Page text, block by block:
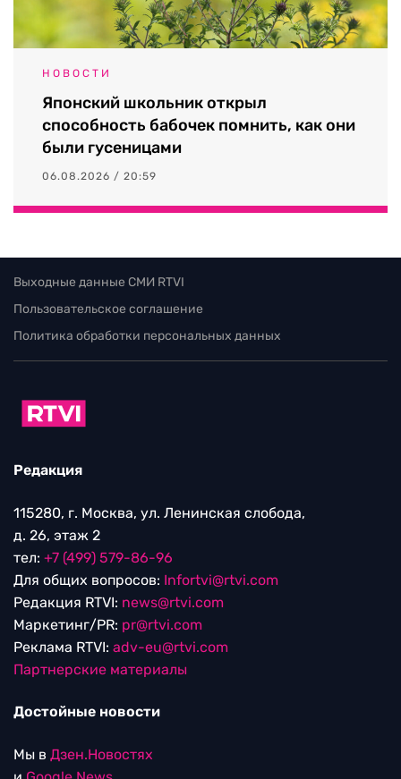
НОВОСТИ
Японский школьник открыл
способность бабочек помнить, как они
были гусеницами
06.08.2026 / 20:59
Выходные данные СМИ RTVI
Пользовательское соглашение
Политика обработки персональных данных
Редакция
115280, г. Москва, ул. Ленинская слобода,
д. 26, этаж 2
тел: +7 (499) 579-86-96
Для общих вопросов: Infortvi@rtvi.com
Редакция RTVI: news@rtvi.com
Маркетинг/PR: pr@rtvi.com
Реклама RTVI: adv-eu@rtvi.com
Партнерские материалы
Достойные новости
Мы в Дзен.Новостях